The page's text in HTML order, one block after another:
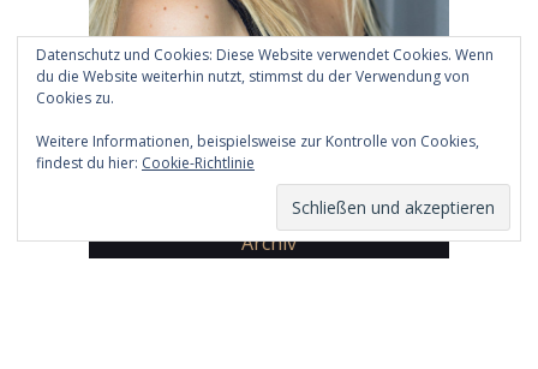
Archiv
Datenschutz und Cookies: Diese Website verwendet Cookies. Wenn
du die Website weiterhin nutzt, stimmst du der Verwendung von
Cookies zu.
Weitere Informationen, beispielsweise zur Kontrolle von Cookies,
findest du hier: Cookie-Richtlinie